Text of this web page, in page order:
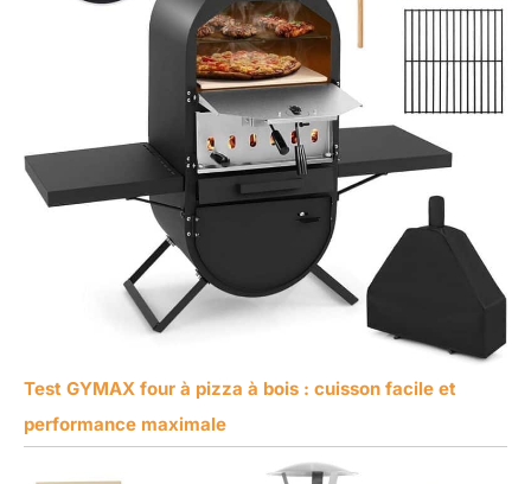
Test GYMAX four à pizza à bois : cuisson facile et
performance maximale